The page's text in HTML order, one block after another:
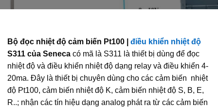
Bộ đọc nhiệt độ cảm biến Pt100 | điều khiển nhiệt độ
S311 của Seneca có mã là S311 là thiết bị dùng để đọc
nhiệt độ và điều khiển nhiệt độ dạng relay và điều khiển 4-
20ma. Đây là thiết bị chuyên dùng cho các cảm biến nhiệt
độ Pt100, cảm biến nhiệt độ K, cảm biến nhiệt độ S, B, E,
R..; nhận các tín hiệu dạng analog phát ra từ các cảm biến